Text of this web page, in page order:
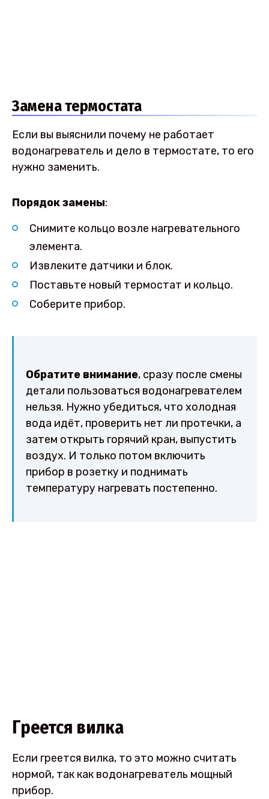
Замена термостата
Если вы выяснили почему не работает
водонагреватель и дело в термостате, то его
нужно заменить.
Порядок замены:
Снимите кольцо возле нагревательного
элемента.
Извлеките датчики и блок.
Поставьте новый термостат и кольцо.
Соберите прибор.
Обратите внимание, сразу после смены
детали пользоваться водонагревателем
нельзя. Нужно убедиться, что холодная
вода идёт, проверить нет ли протечки, а
затем открыть горячий кран, выпустить
воздух. И только потом включить
прибор в розетку и поднимать
температуру нагревать постепенно.
Греется вилка
Если греется вилка, то это можно считать
нормой, так как водонагреватель мощный
прибор.